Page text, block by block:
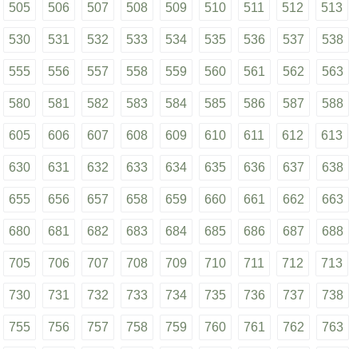
505 506 507 508 509 510 511 512 513
530 531 532 533 534 535 536 537 538
555 556 557 558 559 560 561 562 563
580 581 582 583 584 585 586 587 588
605 606 607 608 609 610 611 612 613
630 631 632 633 634 635 636 637 638
655 656 657 658 659 660 661 662 663
680 681 682 683 684 685 686 687 688
705 706 707 708 709 710 711 712 713
730 731 732 733 734 735 736 737 738
755 756 757 758 759 760 761 762 763